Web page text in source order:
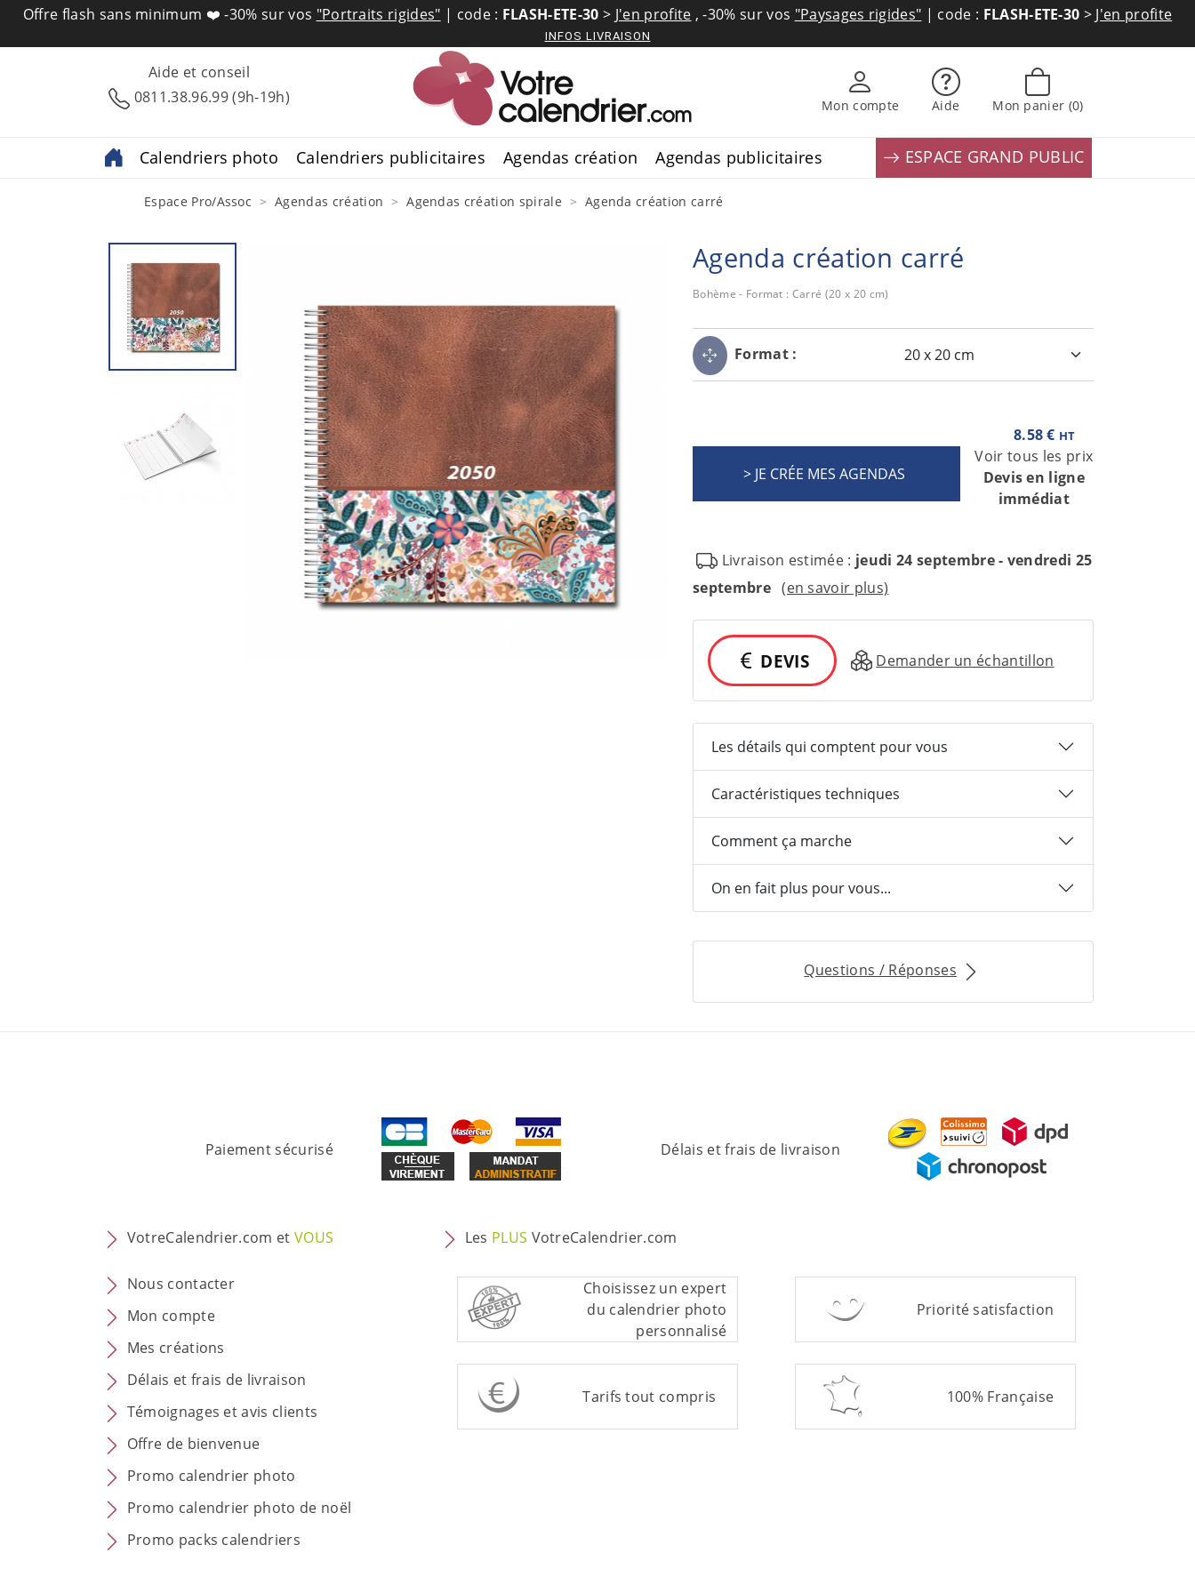
Offre flash sans minimum ❤️-30% sur vos "Portraits rigides" | code : FLASH-ETE-30 > J'en profite ,-30% sur vos "Paysages rigides" | code : FLASH-ETE-30 > J'en profite
INFOS LIVRAISON
Aide et conseil
0811.38.96.99 (9h-19h)
Mon compte Aide Mon panier (0)
Calendriers photo Calendriers publicitaires Agendas création Agendas publicitaires ESPACE GRAND PUBLIC
Espace Pro/Assoc Agendas création Agendas création spirale Agenda création carré
Agenda création carré
Bohème - Format : Carré (20 x 20 cm)
Format :
8.58 € HT
Voir tous les prix
Devis en ligne
immédiat
Livraison estimée : jeudi 24 septembre - vendredi 25
septembre (en savoir plus)
DEVIS Demander un échantillon
Les détails qui comptent pour vous
Caractéristiques techniques
Comment ça marche
On en fait plus pour vous...
Questions / Réponses
Paiement sécurisé Délais et frais de livraison
VotreCalendrier.com etVOUS
Nous contacter
Mon compte
Mes créations
Délais et frais de livraison
Témoignages et avis clients
Offre de bienvenue
Promo calendrier photo
Promo calendrier photo de noël
Promo packs calendriers
Les PLUS VotreCalendrier.com
Choisissez un expert
du calendrier photo
personnalisé
Priorité satisfaction
Tarifs tout compris 100% Française